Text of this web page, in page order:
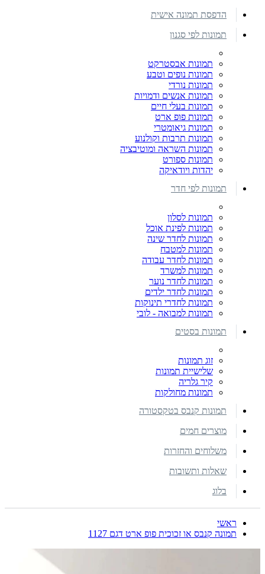
הדפסת תמונה אישית
תמונות לפי סגנון
תמונות אבסטרקט
תמונות נופים וטבע
תמונות נורדי
תמונות אנשים ודמויות
תמונות בעלי חיים
תמונות פופ ארט
תמונות גיאומטרי
תמונות תרבות וקולנוע
תמונות השראה ומוטיבציה
תמונות ספורט
יהדות ויודאיקה
תמונות לפי חדר
תמונות לסלון
תמונות לפינת אוכל
תמונות לחדר שינה
תמונות למטבח
תמונות לחדר עבודה
תמונות למשרד
תמונות לחדר נוער
תמונות לחדר ילדים
תמונות לחדרי תינוקות
תמונות למבואה - לובי
תמונות בסטים
זוג תמונות
שלישיית תמונות
קיר גלריה
תמונות מחולקות
תמונות קנבס בטקסטורה
מוצרים חמים
משלוחים והחזרות
שאלות ותשובות
בלוג
ראשי
תמונה קנבס או זכוכית פופ ארט דגם 1127